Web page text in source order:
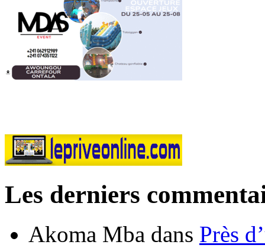
Les derniers
Akoma Mba dans Près